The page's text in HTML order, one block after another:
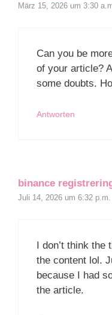
März 15, 2026 um 3:30
Can you be
of your article?
some doubts.
Antworten
binance
Juli 14, 2026 um 6:32 p.m.
I don’t think
the content lol.
because I had
the article.